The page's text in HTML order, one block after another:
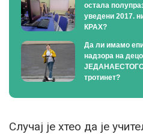
остала
уведени 2017.
КРАХ?
Да ли имамо
надзора на
тротинет?
Случај је хтео да је